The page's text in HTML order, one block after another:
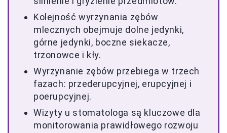
Kolejność wyrzynania zębów
mlecznych obejmuje dolne jedynki,
górne jedynki, boczne siekacze,
trzonowce i kły.
Wyrzynanie zębów przebiega w trzech
fazach: przederupcyjnej, erupcyjnej i
poerupcyjnej.
Wizyty u stomatologa są kluczowe dla
monitorowania prawidłowego rozwoju